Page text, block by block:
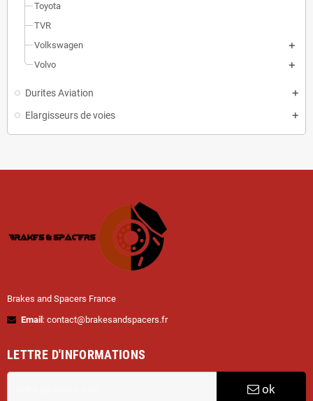
Toyota
TVR
Volkswagen
Volvo
Durites Aviation
Elargisseurs de voies
Brakes and Spacers France
Email : contact@brakesandspacers.fr
LETTRE D'INFORMATIONS
ok